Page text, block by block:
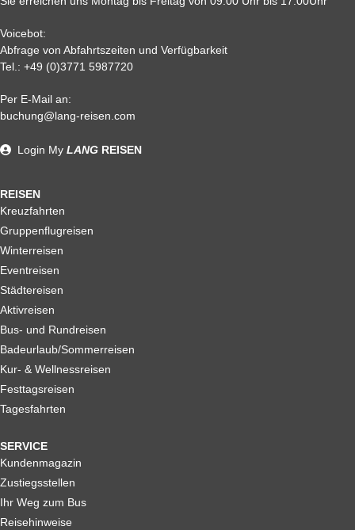
Alle weiteren Stronierungsbedingungen entnehmen Sie bitte
unseren AGB. Wir empfehlen Ihnen den Abschluss einer
Reiserücktrittskostenversicherung
Voicebot:
Abfrage von Abfahrtszeiten und Verfügbarkeit
Tel.: +49 (0)3771 5987720
Per E-Mail an:
buchung@lang-reisen.com
REISEN
Kreuzfahrten
Gruppenflugreisen
Winterreisen
Eventreisen
Städtereisen
Aktivreisen
Bus- und Rundreisen
Badeurlaub/Sommerreisen
Kur- & Wellnessreisen
Festtagsreisen
Tagesfahrten
SERVICE
Kundenmagazin
Zustiegsstellen
Ihr Weg zum Bus
Reisehinweise
Login My LANG REISEN